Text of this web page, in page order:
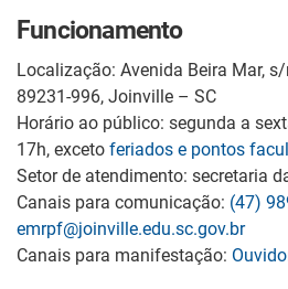
Funcionamento
Localização: Avenida Beira Mar,
89231-996, Joinville – SC
Horário ao público: segunda a
17h, exceto feriados e pontos
Setor de atendimento: secretaria
Canais para comunicação: (47)
emrpf@joinville.edu.sc.gov.br
Canais para manifestação: